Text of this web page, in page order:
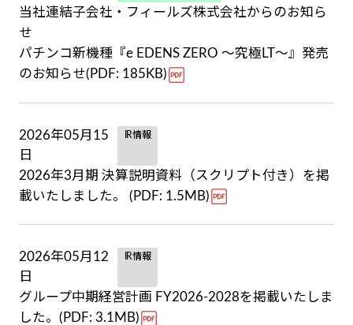
当社連結子会社・フィールズ株式会社からのお知ら
せ
パチンコ新機種『e EDENS ZERO ～究極LT～』発売
のお知らせ(PDF: 185KB)
2026年05月15
日
IR情報
2026年3月期 決算説明資料（スクリプト付き）を掲
載いたしました。 (PDF: 1.5MB)
2026年05月12
日
IR情報
グループ中期経営計画 FY2026-2028を掲載いたしま
した。(PDF: 3.1MB)